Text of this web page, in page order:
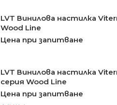
LVT Винилова настилка
Wood Line
Цена при запитване
LVT Винилова настилка
серия Wood Line
Цена при запитване